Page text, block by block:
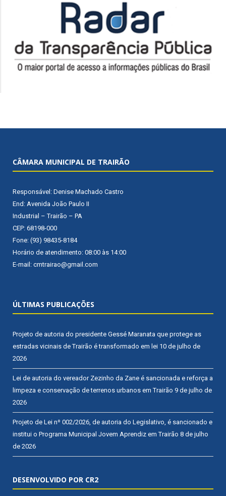
CÂMARA MUNICIPAL DE TRAIRÃO
Responsável: Denise Machado Castro
End: Avenida João Paulo II
Industrial – Trairão – PA
CEP: 68198-000
Fone: (93) 98435-8184
Horário de atendimento: 08:00 às 14:00
E-mail: cmtrairao@gmail.com
ÚLTIMAS PUBLICAÇÕES
Projeto de autoria do presidente Gessé Maranata que protege as
estradas vicinais de Trairão é transformado em lei 10 de julho de
2026
Lei de autoria do vereador Zezinho da Zane é sancionada e reforça a
limpeza e conservação de terrenos urbanos em Trairão 9 de julho de
2026
Projeto de Lei nº 002/2026, de autoria do Legislativo, é sancionado e
institui o Programa Municipal Jovem Aprendiz em Trairão 8 de julho
de 2026
DESENVOLVIDO POR CR2